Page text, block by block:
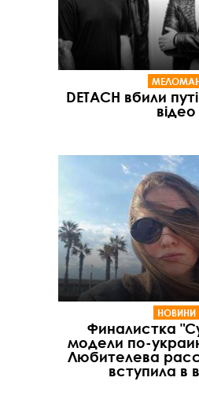
DETACH вбили
відео
НОВИНИ
Финалистка
модели по-
Любителева
вступила в